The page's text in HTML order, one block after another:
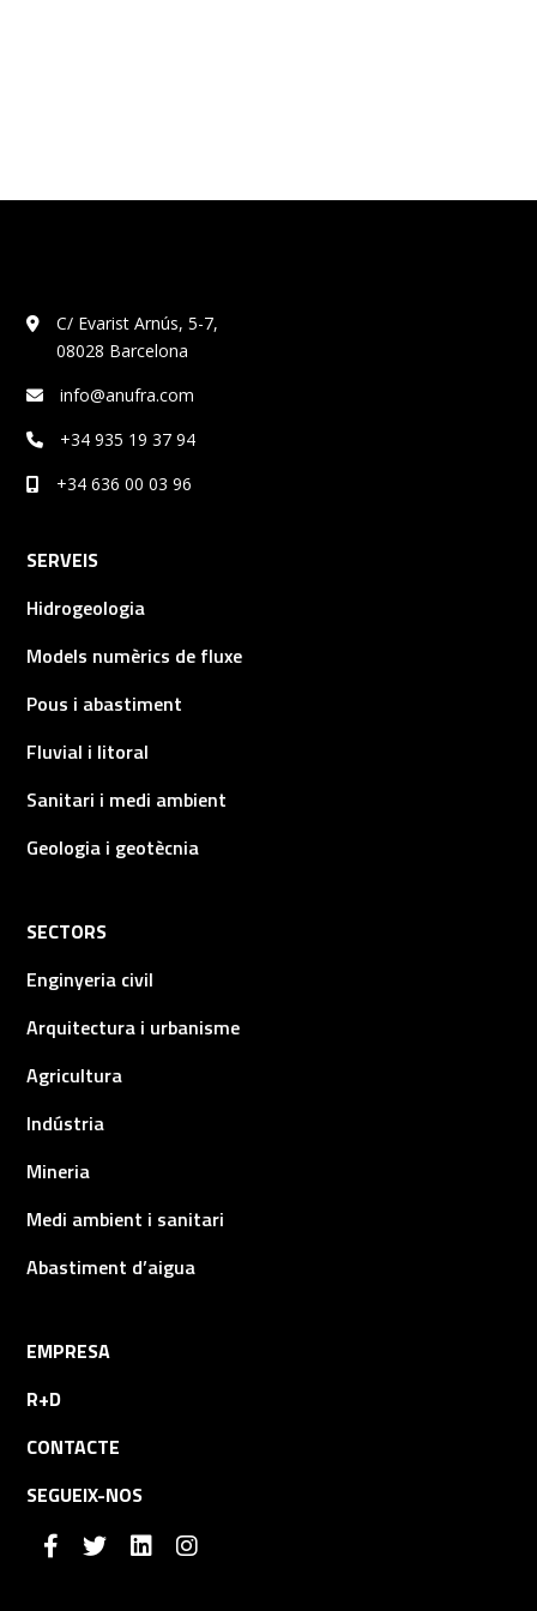
C/ Evarist Arnús, 5-7,
08028 Barcelona
info@anufra.com
+34 935 19 37 94
+34 636 00 03 96
SERVEIS
Hidrogeologia
Models numèrics de fluxe
Pous i abastiment
Fluvial i litoral
Sanitari i medi ambient
Geologia i geotècnia
SECTORS
Enginyeria civil
Arquitectura i urbanisme
Agricultura
Indústria
Mineria
Medi ambient i sanitari
Abastiment d’aigua
EMPRESA
R+D
CONTACTE
SEGUEIX-NOS